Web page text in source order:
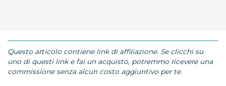
Questo articolo contiene link di affiliazione. Se clicchi su
uno di questi link e fai un acquisto, potremmo ricevere una
commissione senza alcun costo aggiuntivo per te.